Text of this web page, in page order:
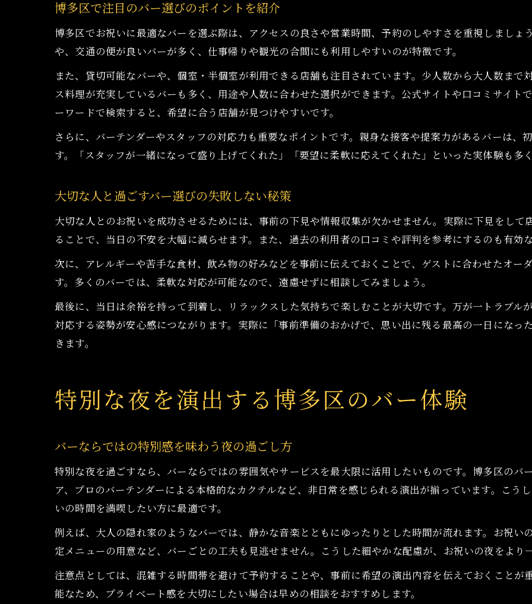
博多区で注目のバー選びのポイントを紹介
博多区でお祝いに最適なバーを選ぶ際は、アクセスの良さや営業時間、予約のしやすさを重視しまし
や、交通の便が良いバーが多く、仕事帰りや観光の合間にも利用しやすいのが特徴です。
また、貸切可能なバーや、個室・半個室が利用できる店舗も注目されています。少人数から大人数ま
ス料理が充実しているバーも多く、用途や人数に合わせた選択ができます。公式サイトや口コミサイト
ーワードで検索すると、希望に合う店舗が見つけやすいです。
さらに、バーテンダーやスタッフの対応力も重要なポイントです。親身な接客や提案力があるバーは、
す。「スタッフが一緒になって盛り上げてくれた」「要望に柔軟に応えてくれた」といった実体験も多
大切な人と過ごすバー選びの失敗しない秘策
大切な人とのお祝いを成功させるためには、事前の下見や情報収集が欠かせません。実際に下見をし
ることで、当日の不安を大幅に減らせます。また、過去の利用者の口コミや評判を参考にするのも有効
次に、アレルギーや苦手な食材、飲み物の好みなどを事前に伝えておくことで、ゲストに合わせたオー
す。多くのバーでは、柔軟な対応が可能なので、遠慮せずに相談してみましょう。
最後に、当日は余裕を持って到着し、リラックスした気持ちで楽しむことが大切です。万が一トラブル
対応する姿勢が安心感につながります。実際に「事前準備のおかげで、思い出に残る最高の一日になっ
きます。
特別な夜を演出する博多区のバー体験
バーならではの特別感を味わう夜の過ごし方
特別な夜を過ごすなら、バーならではの雰囲気やサービスを最大限に活用したいものです。博多区のバ
ア、プロのバーテンダーによる本格的なカクテルなど、非日常を感じられる演出が揃っています。こう
いの時間を満喫したい方に最適です。
例えば、大人の隠れ家のようなバーでは、静かな音楽とともにゆったりとした時間が流れます。お祝い
定メニューの用意など、バーごとの工夫も見逃せません。こうした細やかな配慮が、お祝いの夜をより
注意点としては、混雑する時間帯を避けて予約することや、事前に希望の演出内容を伝えておくことが
能なため、プライベート感を大切にしたい場合は早めの相談をおすすめします。